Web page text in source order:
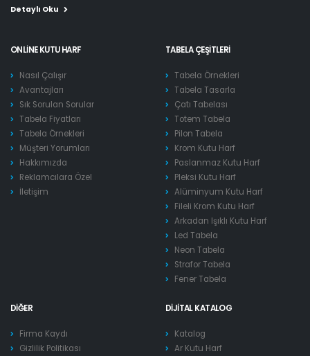
Detaylı Oku
ONLINE KUTU HARF
Nasıl Çalışır
Avantajları
Sık Sorulan Sorular
Tabela Fiyatları
Tabela Örnekleri
Müşteri Yorumları
Hakkımızda
Reklamcılara Özel
İletişim
TABELA ÇEŞITLERI
Tabela Örnekleri
Tabela Tasarla
Çatı Tabelası
Totem Tabela
Pilon Tabela
Krom Kutu Harf
Paslanmaz Kutu Harf
Pleksi Kutu Harf
Alüminyum Kutu Harf
Fileli Krom Kutu Harf
Arkadan Işıklı Kutu Harf
Led Tabela
Neon Tabela
Strafor Tabela
Fener Tabela
DIĞER
Firma Kaydı
Gizlilik Politikası
DIJITAL KATALOG
Katalog
Ar Kutu Harf